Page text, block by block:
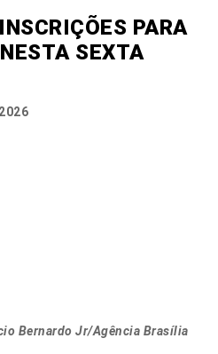
PARA
SEXTA
Bernardo Jr/Agência Brasília